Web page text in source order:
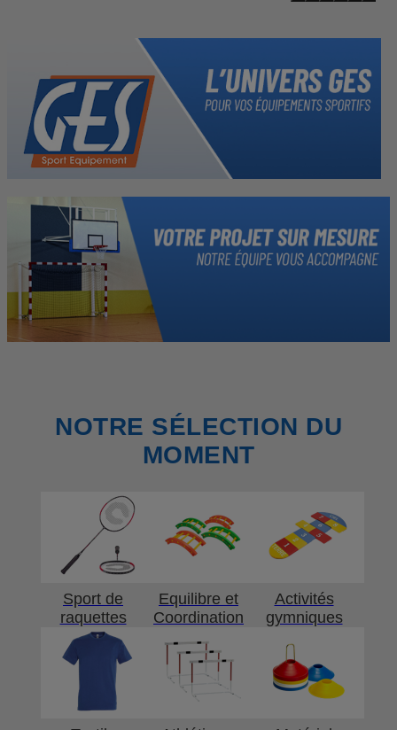
NOTRE SÉLECTION DU
MOMENT
Sport de
raquettes
Equilibre et
Coordination
Activités
gymniques